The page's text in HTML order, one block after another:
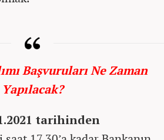
Başvuruları Ne Zaman
Yapılacak?
tarihinden